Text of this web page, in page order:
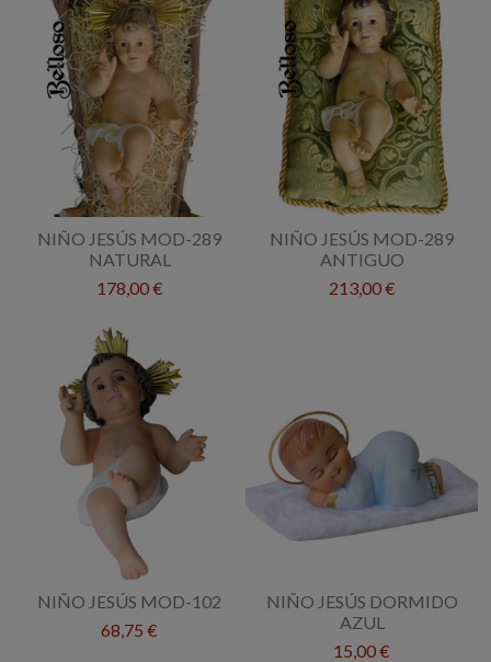
NIÑO JESÚS MOD-289
NATURAL
178,00 €
NIÑO JESÚS MOD-289
ANTIGUO
213,00 €
NIÑO JESÚS MOD-102
68,75 €
NIÑO JESÚS DORMIDO
AZUL
15,00 €